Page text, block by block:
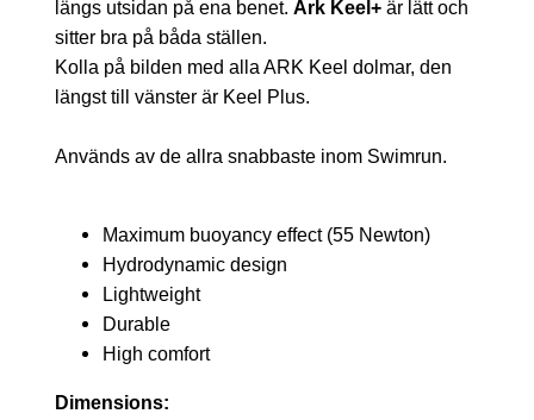
längs utsidan på ena benet. Ark Keel+ är lätt och
sitter bra på båda ställen.
Kolla på bilden med alla ARK Keel dolmar, den
längst till vänster är Keel Plus.
Används av de allra snabbaste inom Swimrun.
Maximum buoyancy effect (55 Newton)
Hydrodynamic design
Lightweight
Durable
High comfort
Dimensions: